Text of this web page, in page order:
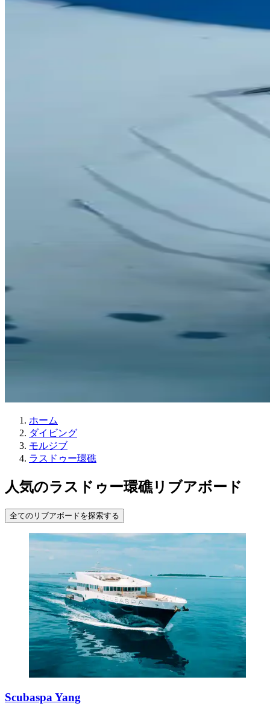
ホーム
ダイビング
モルジブ
ラスドゥー環礁
人気のラスドゥー環礁リブアボード
全てのリブアボードを探索する
Scubaspa Yang